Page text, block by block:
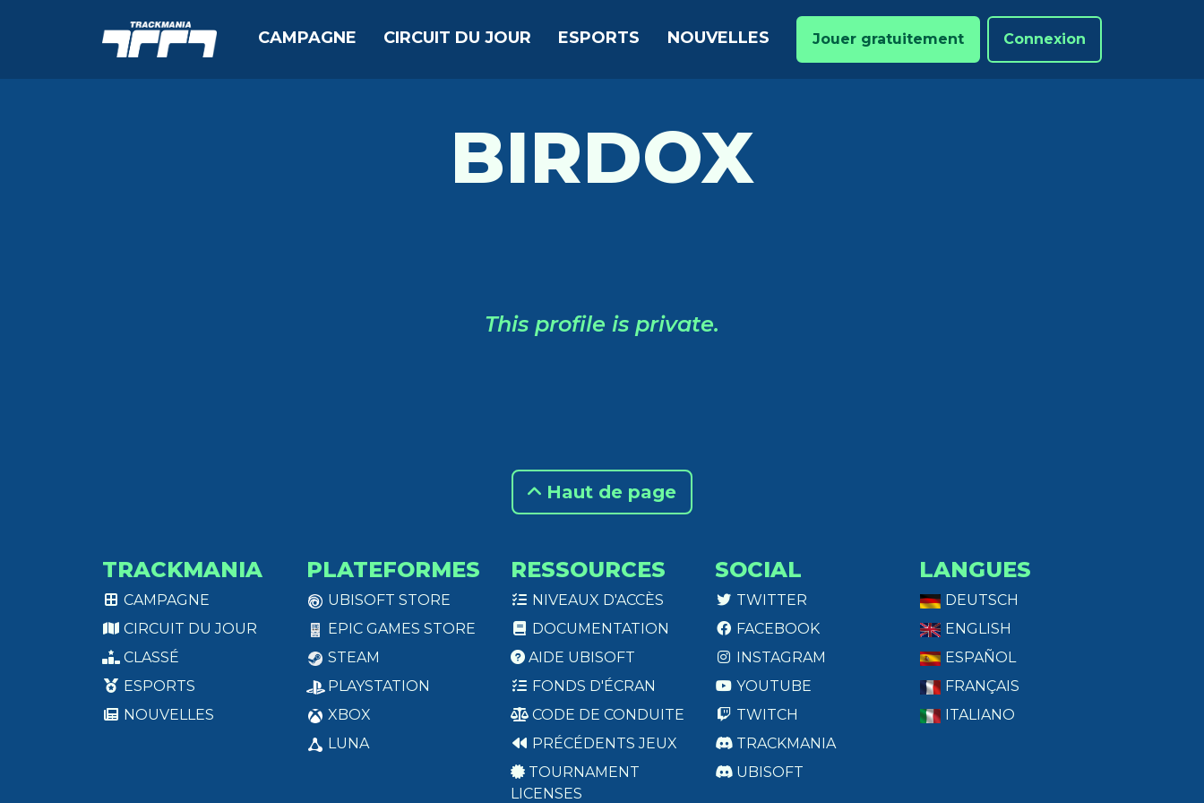
CAMPAGNE CIRCUIT DU JOUR ESPORTS NOUVELLES Jouer gratuitement Connexion
BIRDOX
This profile is private.
Haut de page
TRACKMANIA
CAMPAGNE
CIRCUIT DU JOUR
CLASSÉ
ESPORTS
NOUVELLES
PLATEFORMES
UBISOFT STORE
EPIC GAMES STORE
STEAM
PLAYSTATION
XBOX
LUNA
RESSOURCES
NIVEAUX D'ACCÈS
DOCUMENTATION
AIDE UBISOFT
FONDS D'ÉCRAN
CODE DE CONDUITE
PRÉCÉDENTS JEUX
TOURNAMENT
LICENSES
SOCIAL
TWITTER
FACEBOOK
INSTAGRAM
YOUTUBE
TWITCH
TRACKMANIA
UBISOFT
LANGUES
DEUTSCH
ENGLISH
ESPAÑOL
FRANÇAIS
ITALIANO